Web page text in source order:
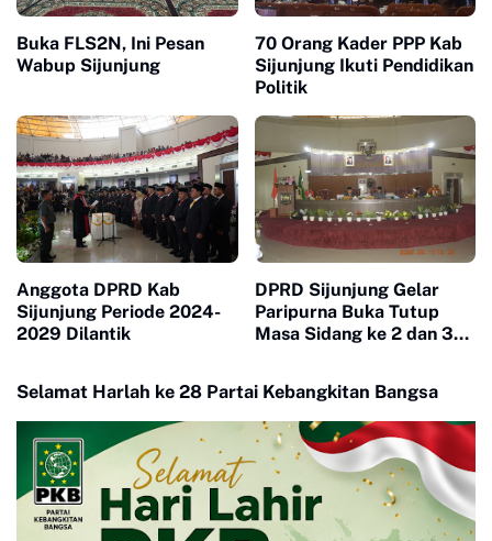
Buka FLS2N, Ini Pesan
Wabup Sijunjung
70 Orang Kader PPP Kab
Sijunjung Ikuti Pendidikan
Politik
Anggota DPRD Kab
Sijunjung Periode 2024-
2029 Dilantik
DPRD Sijunjung Gelar
Paripurna Buka Tutup
Masa Sidang ke 2 dan 3
Selamat Harlah ke 28 Partai Kebangkitan Bangsa